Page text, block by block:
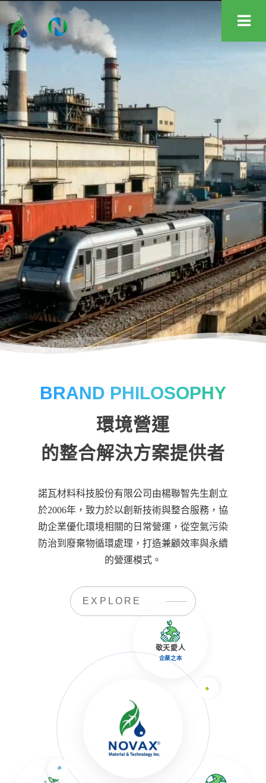
BRAND PHILOSOPHY
環境營運
的整合解決方案提供者
諾瓦材料科技股份有限公司由楊聯智先生創立
於2006年，致力於以創新技術與整合服務，協
助企業優化環境相關的日常營運，從空氣污染
防治到廢棄物循環處理，打造兼顧效率與永續
的營運模式。
EXPLORE
敬天愛人
企業之本